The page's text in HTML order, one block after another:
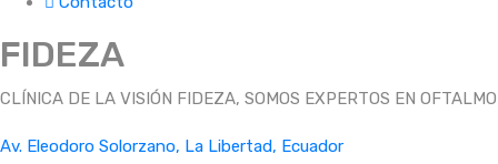
FIDEZA
CLÍNICA DE LA VISIÓN FIDEZA, SOMOS EXPERTOS EN
Av. Eleodoro Solorzano, La Libertad, Ecuador